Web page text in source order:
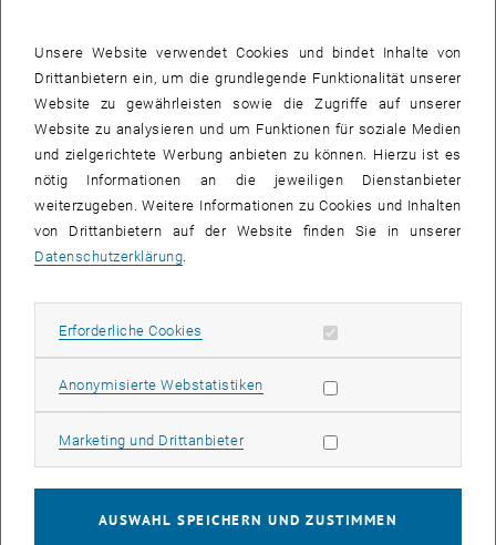
Studierende:
Andrea Filkova, Clemens Horvath, Guido Bauer, Dominik Breitfuß,
Georg Hofbauer, Florian Dirnberger, Maksim Latynin, Illia Mitalov,
Artem Igumnov, Sara Treccarichi Scavuzzo, Ekaterina Ermishkina,
Bogna Haponiuk, Merima Sabic, Povilas Valiulis, Anja Reiter, Nora
Pfliegler, Maximilian Knoll, Manuela Hofer, Rukiye Vezi, Mark Aurel
Evangelista, Fabian Pitscheider, Stephan Loncsek, Alexandra Kotecki
Zum VDI-Wettbewerb , öffnet eine externe URL in einem neuen Fenster
Unsere Website verwendet Cookies und bindet Inhalte von
Drittanbietern ein, um die grundlegende Funktionalität unserer
Website zu gewährleisten sowie die Zugriffe auf unserer
Website zu analysieren und um Funktionen für soziale Medien
und zielgerichtete Werbung anbieten zu können. Hierzu ist es
nötig Informationen an die jeweiligen Dienstanbieter
weiterzugeben. Weitere Informationen zu Cookies und Inhalten
von Drittanbietern auf der Website finden Sie in unserer
Datenschutzerklärung.
Erforderliche Cookies Erforderliche Cookies zulassen
Anonymisierte WebstatistikenStatistik Cookies zulassen
Marketing und DrittanbieterMarketing Cookies zulassen
AUSWAHL SPEICHERN UND ZUSTIMMEN